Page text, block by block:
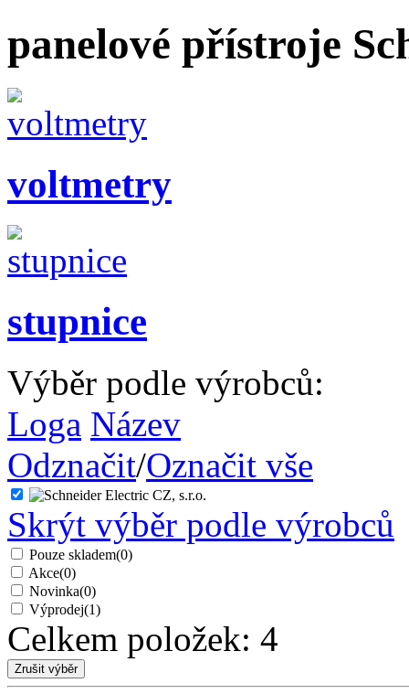
panelové přístroje
voltmetry
stupnice
Výběr podle výrobců:
Loga Název
Odznačit/Označit vše
Skrýt výběr podle výrobců
Pouze skladem(0)
Akce(0)
Novinka(0)
Výprodej(1)
Celkem položek: 4